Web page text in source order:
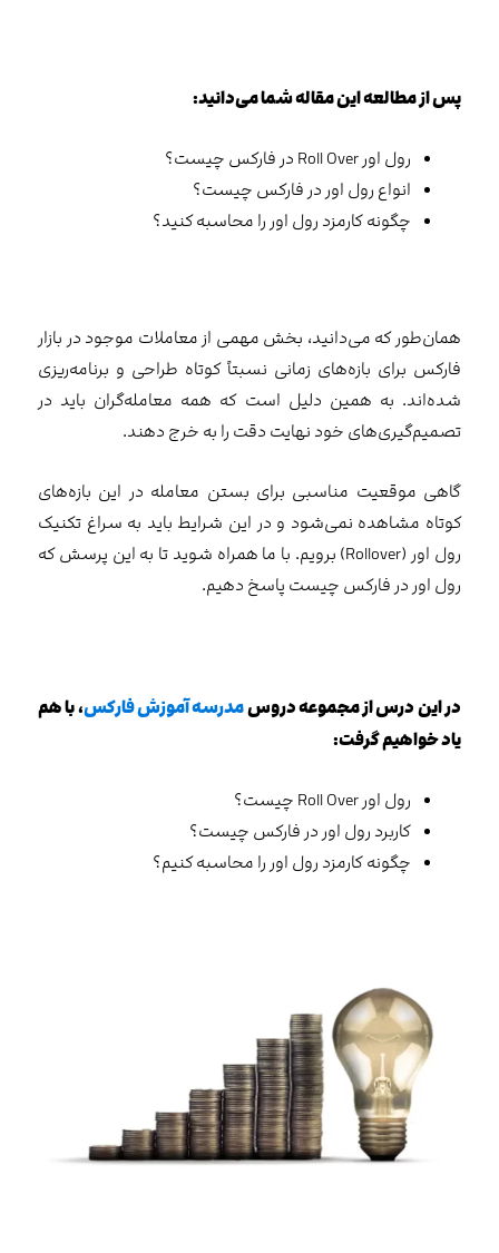
پس از مطالعه این مقاله شما می‌دانید:
رول اور Roll Over در فارکس چیست؟
انواع رول اور در فارکس چیست؟
چگونه کارمزد رول اور را محاسبه کنید؟
همان‌طور که می‌دانید، بخش مهمی از معاملات موجود در بازار
فارکس برای بازه‌های زمانی نسبتاً کوتاه طراحی و برنامه‌ریزی
شده‌اند. به همین دلیل است که همه معامله‌گران باید در
تصمیم‌گیری‌های خود نهایت دقت را به خرج دهند.
گاهی موقعیت مناسبی برای بستن معامله در این بازه‌های
کوتاه مشاهده نمی‌شود و در این شرایط باید به سراغ تکنیک
رول اور (Rollover) برویم. با ما همراه شوید تا به این پرسش که
رول اور در فارکس چیست پاسخ دهیم.
در این درس از مجموعه دروسمدرسه آموزش فارکس، با هم
یاد خواهیم گرفت:
رول اور Roll Over چیست؟
کاربرد رول اور در فارکس چیست؟
چگونه کارمزد رول اور را محاسبه کنیم؟